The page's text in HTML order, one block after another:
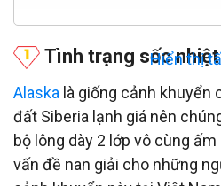
Hiển thị
Tình trạng sốc nhiệt
Alaska là giống cảnh khuyển
đất Siberia lạnh giá nên
bộ lông dày 2 lớp vô cùng ấm
vấn đề nan giải cho những